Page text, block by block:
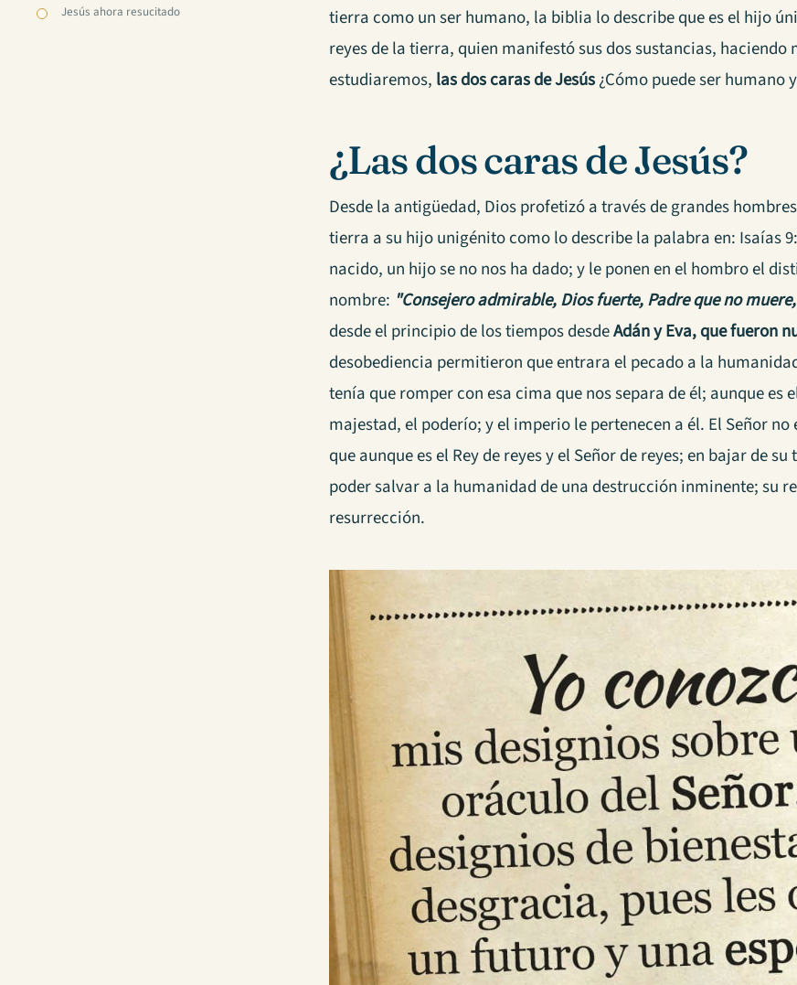
Jesús ahora resucitado
tierra como un ser humano, la biblia lo describe que es el hijo
reyes de la tierra, quien manifestó sus dos sustancias,
estudiaremos, las dos caras de Jesús¿Cómo puede ser humano
¿Las dos caras de Jesús?
Desde la antigüedad, Dios profetizó a través de grandes
tierra a su hijo unigénito como lo describe la palabra en: Isaías
nacido, un hijo se no nos ha dado; y le ponen en el hombro el
nombre: "Consejero admirable, Dios fuerte, Padre que no
desde el principio de los tiempos desdeAdán y Eva, que fueron
desobediencia permitieron que entrara el pecado a la
tenía que romper con esa cima que nos separa de él; aunque es
majestad, el poderío; y el imperio le pertenecen a él. El Señor
que aunque es el Rey de reyes y el Señor de reyes; en bajar de
poder salvar a la humanidad de una destrucción inminente; su
resurrección.